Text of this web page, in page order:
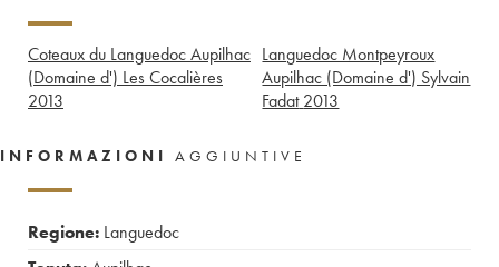
Coteaux du Languedoc Aupilhac
(Domaine d') Les Cocalières
2013
Languedoc Montpeyroux
Aupilhac (Domaine d') Sylvain
Fadat 2013
INFORMAZIONI AGGIUNTIVE
Regione: Languedoc